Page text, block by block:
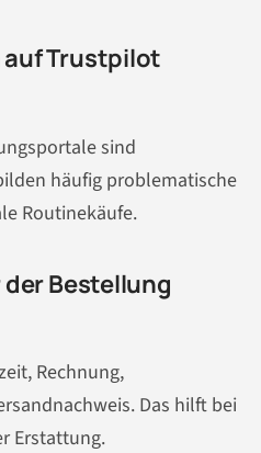
Trustpilot
sind
häufig problematische
Routinekäufe.
Bestellung
Rechnung,
Das hilft bei
Erstattung.